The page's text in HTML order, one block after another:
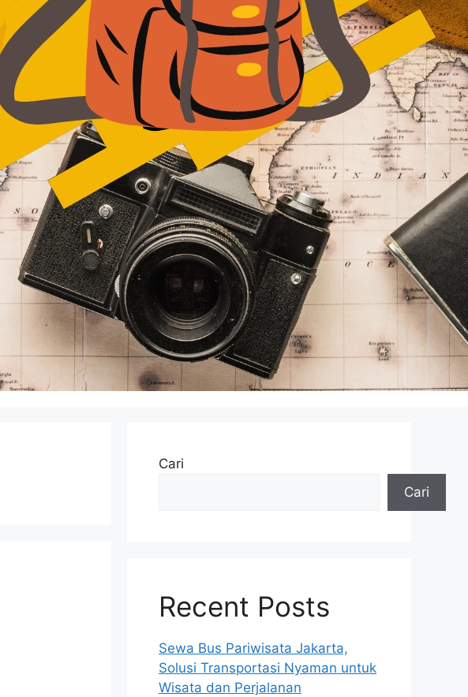
Cari
Cari
Recent Posts
Sewa Bus Pariwisata Jakarta,
Solusi Transportasi Nyaman untuk
Wisata dan Perjalanan